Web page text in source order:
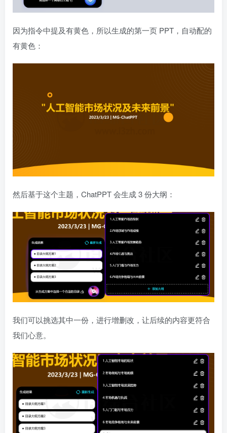
因为指令中提及有黄色，所以生成的第一页 PPT，自动配的
有黄色：
然后基于这个主题，ChatPPT 会生成 3 份大纲：
我们可以挑选其中一份，进行增删改，让后续的内容更符合
我们心意。